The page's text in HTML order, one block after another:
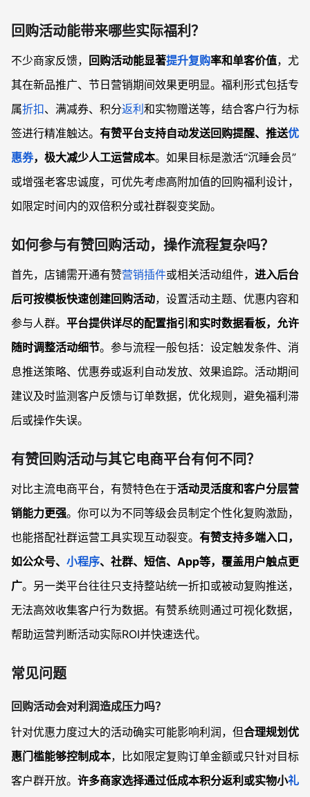
回购活动能带来哪些实际福利？
不少商家反馈， 回购活动能显著提升复购率和单客价值，尤
其在新品推广、节日营销期间效果更明显。福利形式包括专
属折扣、满减券、积分返利 和实物赠送等，结合客户行为标
签进行精准触达。 有赞平台支持自动发送回购提醒、推送优
惠券，极大减少人工运营成本。如果目标是激活“沉睡会员”
或增强老客忠诚度，可优先考虑高附加值的回购福利设计，
如限定时间内的双倍积分或社群裂变奖励。
如何参与有赞回购活动，操作流程复杂吗？
首先，店铺需开通有赞营销插件或相关活动组件， 进入后台
后可按模板快速创建回购活动，设置活动主题、优惠内容和
参与人群。 平台提供详尽的配置指引和实时数据看板，允许
随时调整活动细节。参与流程一般包括：设定触发条件、消
息推送策略、优惠券或返利自动发放、效果追踪。活动期间
建议及时监测客户反馈与订单数据，优化规则，避免福利滞
后或操作失误。
有赞回购活动与其它电商平台有何不同？
对比主流电商平台，有赞特色在于活动灵活度和客户分层营
销能力更强。你可以为不同等级会员制定个性化复购激励，
也能搭配社群运营工具实现互动裂变。 有赞支持多端入口，
如公众号、 小程序、社群、短信、App等，覆盖用户触点更
广。另一类平台往往只支持整站统一折扣或被动复购推送，
无法高效收集客户行为数据。有赞系统则通过可视化数据，
帮助运营判断活动实际ROI并快速迭代。
常见问题
回购活动会对利润造成压力吗？
针对优惠力度过大的活动确实可能影响利润，但合理规划优
惠门槛能够控制成本，比如限定复购订单金额或只针对目标
客户群开放。 许多商家选择通过低成本积分返利或实物小礼